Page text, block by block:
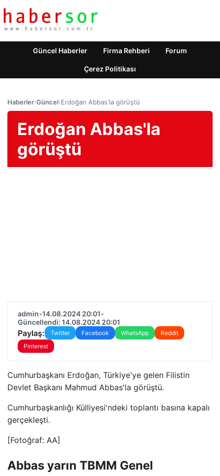
Güncel Haberler Firma Rehberi Forum
Çerez Politikası
Haberler›Güncel›Erdoğan Abbas'la görüştü
Erdoğan Abbas'la
görüştü
admin•14.08.2024 20:01•
Güncellendi: 14.08.2024 20:01
Paylaş: Twitter Facebook WhatsApp
Reddit
Pinterest
Cumhurbaşkanı Erdoğan, Türkiye'ye gelen Filistin
Devlet Başkanı Mahmud Abbas'la görüştü.
Cumhurbaşkanlığı Külliyesi'ndeki toplantı basına kapalı
gerçekleşti.
[Fotoğraf: AA]
Abbas yarın TBMM Genel